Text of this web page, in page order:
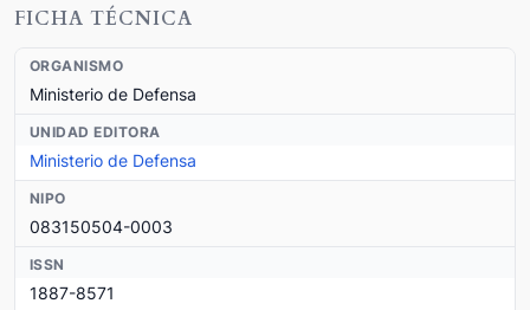
FICHA TÉCNICA
ORGANISMO
Ministerio de Defensa
UNIDAD EDITORA
Ministerio de Defensa
NIPO
083150504-0003
ISSN
1887-8571